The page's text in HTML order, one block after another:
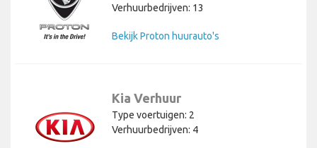
Verhuurbedrijven: 13
Bekijk Proton huurauto's
Kia Verhuur
Type voertuigen: 2
Verhuurbedrijven: 4